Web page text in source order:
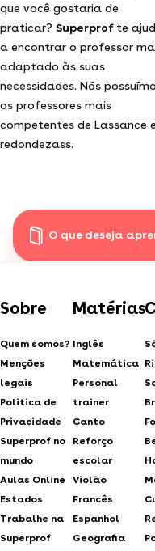
que você gostaria de
praticar? Superprof te
a encontrar o professor
adaptado às suas
necessidades. Nós
os professores mais
competentes de Lassance e
redondezass.
O que deseja
Sobre
Quem somos?
Menções
legais
Politica de
Privacidade
Superprof no
mundo
Aulas Online
Estados
Trabalhe na
Superprof
Matérias
Inglês
Matemática
Personal
trainer
Canto
Reforço
escolar
Violão
Francês
Espanhol
Geografia